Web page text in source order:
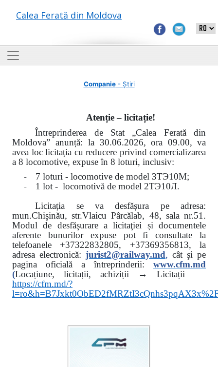
Calea Ferată din Moldova
Companie- Știri
Atenție – licitație!
Întreprinderea de Stat „Calea Ferată din
Moldova” anunță: la 30.06.2026, ora 09.00, va
avea loc licitaţia cu reducere privind comercializarea
a 8 locomotive, expuse în 8 loturi, inclusiv:
- 7 loturi - locomotive de model 3ТЭ10М;
- 1 lot - locomotivă de model 2ТЭ10Л.
Licitația se va desfășura pe adresa:
mun.Chişinău, str.Vlaicu Pârcălab, 48, sala nr.51.
Modul de desfăşurare a licitaţiei și documentele
aferente bunurilor expuse pot fi consultate la
telefoanele +37322832805, +37369356813, la
adresa electronică: jurist2@railway.md, cât şi pe
pagina oficială a întreprinderii:
www.cfm.md
(Locațiune, licitații, achiziții → Licitații
https://cfm.md/?